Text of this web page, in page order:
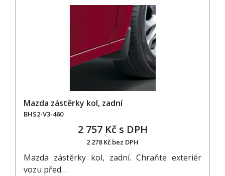
Mazda zástěrky kol, zadní
BHS2-V3-460
2 757 Kč s DPH
2 278 Kč bez DPH
Mazda zástěrky kol, zadní. Chraňte exteriér
vozu před…